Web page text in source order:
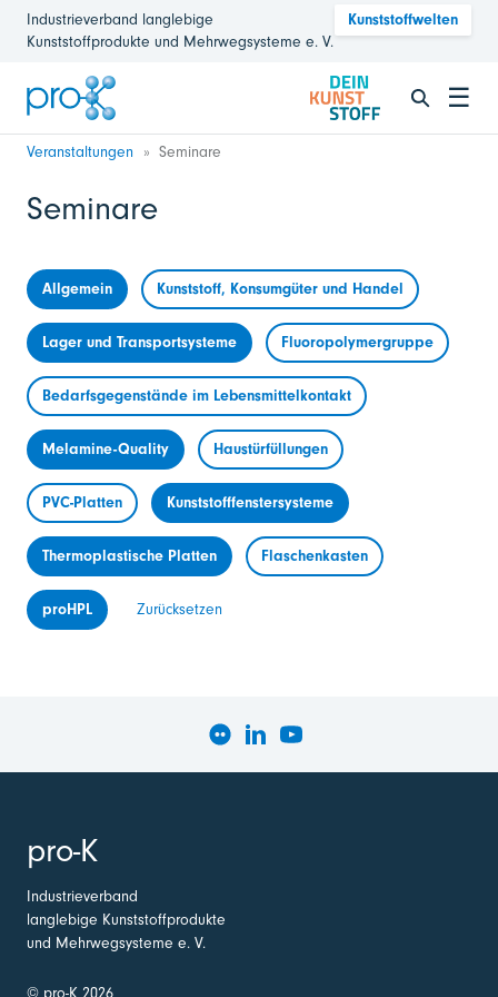
Industrieverband langlebige
Kunststoffprodukte und Mehrwegsysteme e. V.
Kunststoffwelten
☰
Veranstaltungen Seminare
Seminare
Allgemein Kunststoff, Konsumgüter und Handel
Lager und Transportsysteme Fluoropolymergruppe
Bedarfsgegenstände im Lebensmittelkontakt
Melamine-Quality Haustürfüllungen
PVC-Platten Kunststofffenstersysteme
Thermoplastische Platten Flaschenkasten
proHPL Zurücksetzen
pro-K
Industrieverband
langlebige Kunststoffprodukte
und Mehrwegsysteme e. V.
© pro-K 2026